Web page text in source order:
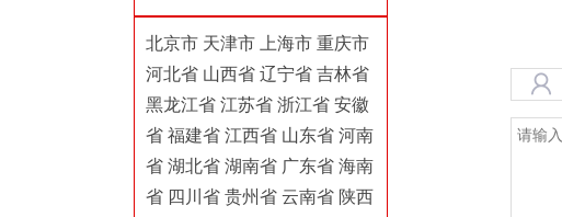
北京市 天津市 上海市 重庆市
河北省 山西省 辽宁省 吉林省
黑龙江省 江苏省 浙江省 安徽
省 福建省 江西省 山东省 河南
省 湖北省 湖南省 广东省 海南
省 四川省 贵州省 云南省 陕西